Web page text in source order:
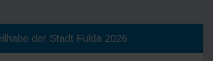
der Stadt Fulda 2026